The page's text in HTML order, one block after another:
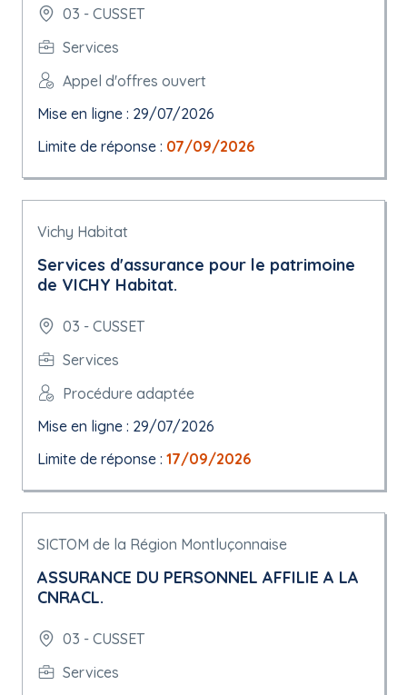
03 - CUSSET
Services
Appel d'offres ouvert
Mise en ligne : 29/07/2026
Limite de réponse : 07/09/2026
Vichy Habitat
Services d'assurance pour le patrimoine
de VICHY Habitat.
03 - CUSSET
Services
Procédure adaptée
Mise en ligne : 29/07/2026
Limite de réponse : 17/09/2026
SICTOM de la Région Montluçonnaise
ASSURANCE DU PERSONNEL AFFILIE A LA
CNRACL.
03 - CUSSET
Services